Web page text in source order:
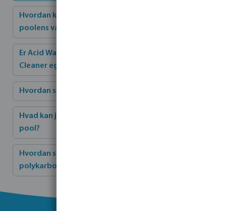
Hvordan kan jeg effektivt fjerne snavs og pletter fra
poolens vægge og vandlinje?
Er Acid Water Line Cleaner og Anti-Limescale
Cleaner egnet til alle typer poolvægge?
Hvordan skal jeg rengøre et poolfilter?
Hvad kan jeg gøre for at undgå kalkaflejringer i min
pool?
Hvordan skal jeg rengøre et poolcover med
polykarbonatlameller?